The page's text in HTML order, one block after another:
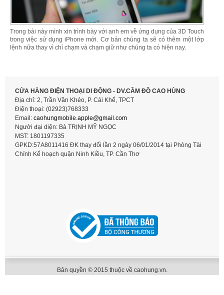
Trong bài này mình xin trình bày với anh em về ứng dụng của 3D Touch
trong việc sử dụng iPhone mới. Cơ bản chúng ta sẽ có thêm một lớp
lệnh nữa thay vì chỉ chạm và chạm giữ như chúng ta có hiện nay.
CỬA HÀNG ĐIỆN THOẠI DI ĐỘNG - DV.CẦM ĐỒ CAO HÙNG
Địa chỉ: 2, Trần Văn Khéo, P. Cái Khế, TPCT
Điện thoại: (02923)768333
Email: caohungmobile. apple@gmail.com
Người đại diện: Bà TRỊNH MỸ NGỌC
MST: 1801197335
GPKD:57A8011416 ĐK thay đổi lần 2 ngày 06/01/2014 tại Phòng Tài
Chính Kế hoạch quận Ninh Kiều, TP. Cần Thơ
Bản quyền © 2015 thuộc về caohung.vn.